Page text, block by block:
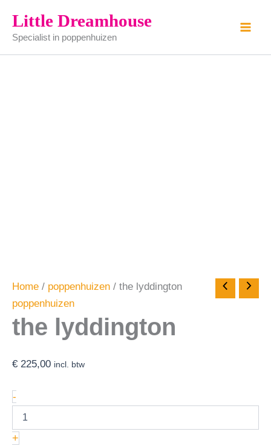
naar
inhoud
Little Dreamhouse
Specialist in poppenhuizen
Home / poppenhuizen / the lyddington
poppenhuizen
the lyddington
€ 225,00 incl. btw
-
lyddington
aantal
+